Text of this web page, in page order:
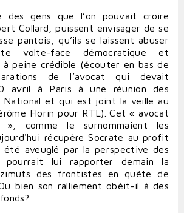
des gens que l’on pouvait croire
Collard, puissent envisager de se
pantois, qu’ils se laissent abuser
volte-face démocratique et
à peine crédible (écouter en bas de
de l’avocat qui devait
avril à Paris à une réunion des
National et qui est joint la veille au
Florin pour RTL). Cet « avocat
comme le surnommaient les
récupère Socrate au profit
aveuglé par la perspective des
pourrait lui rapporter demain la
des frontistes en quête de
bien son ralliement obéit-il à des